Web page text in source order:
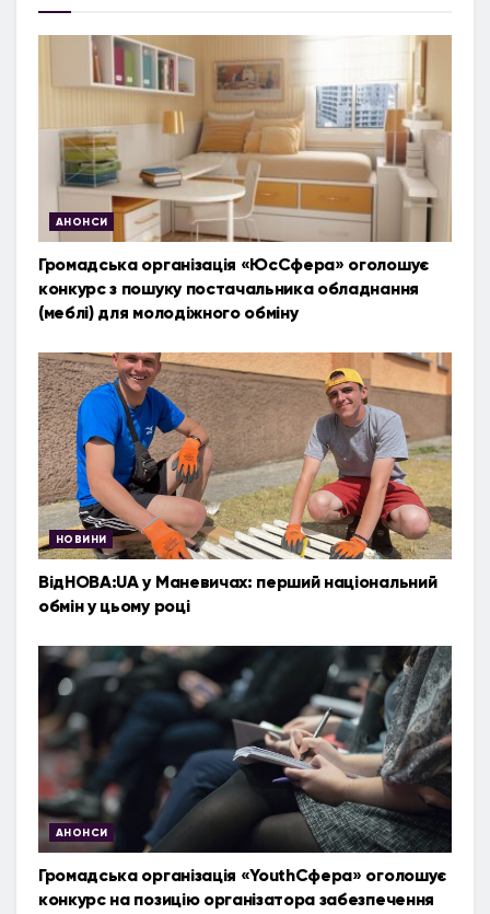
АНОНСИ
Громадська організація «ЮсСфера» оголошує
конкурс з пошуку постачальника обладнання
(меблі) для молодіжного обміну
НОВИНИ
ВідНОВА:UA у Маневичах: перший національний
обмін у цьому році
АНОНСИ
Громадська організація «YouthСфера» оголошує
конкурс на позицію організатора забезпечення